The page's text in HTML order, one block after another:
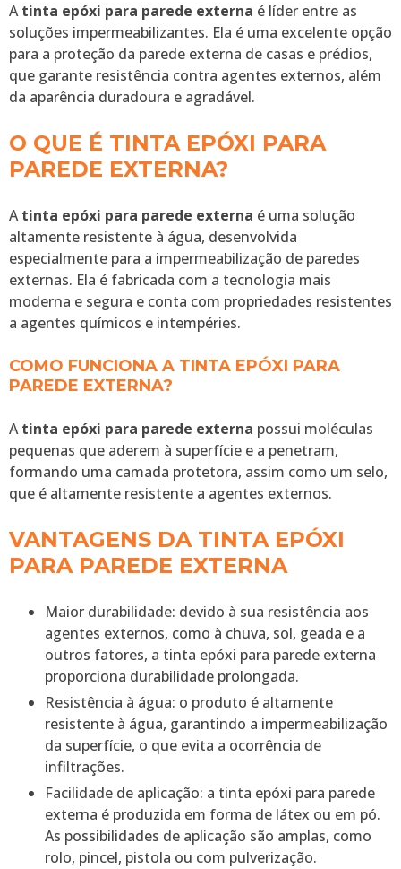
Atinta epóxi para parede externa é líder entre as
soluções impermeabilizantes. Ela é uma excelente opção
para a proteção da parede externa de casas e prédios,
que garante resistência contra agentes externos, além
da aparência duradoura e agradável.
O QUE É TINTA EPÓXI PARA
PAREDE EXTERNA?
Atinta epóxi para parede externa é uma solução
altamente resistente à água, desenvolvida
especialmente para a impermeabilização de paredes
externas. Ela é fabricada com a tecnologia mais
moderna e segura e conta com propriedades resistentes
a agentes químicos e intempéries.
COMO FUNCIONA A TINTA EPÓXI PARA
PAREDE EXTERNA?
Atinta epóxi para parede externa possui moléculas
pequenas que aderem à superfície e a penetram,
formando uma camada protetora, assim como um selo,
que é altamente resistente a agentes externos.
VANTAGENS DA TINTA EPÓXI
PARA PAREDE EXTERNA
Maior durabilidade: devido à sua resistência aos
agentes externos, como à chuva, sol, geada e a
outros fatores, a tinta epóxi para parede externa
proporciona durabilidade prolongada.
Resistência à água: o produto é altamente
resistente à água, garantindo a impermeabilização
da superfície, o que evita a ocorrência de
infiltrações.
Facilidade de aplicação: a tinta epóxi para parede
externa é produzida em forma de látex ou em pó.
As possibilidades de aplicação são amplas, como
rolo, pincel, pistola ou com pulverização.